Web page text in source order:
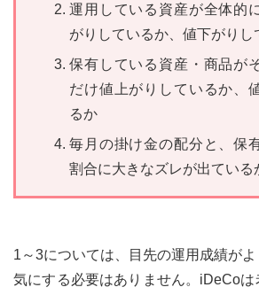
運用している資産が全体的
がりしているか、値下がりし
保有している資産・商品が
だけ値上がりしているか、
るか
毎月の掛け金の配分と、保
割合に大きなズレが出ている
1～3については、目先の運用成績が
気にする必要はありません。iDeCo